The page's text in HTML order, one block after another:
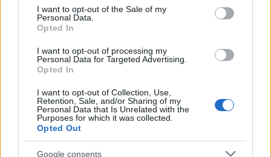
consent section.
I want to opt-out of the Sale of my
Personal Data.
Opted In
I want to opt-out of processing my
Personal Data for Targeted Advertising.
Opted In
I want to opt-out of Collection, Use,
Retention, Sale, and/or Sharing of my
Personal Data that Is Unrelated with the
Purposes for which it was collected.
Opted Out
Google consents
- Advertisement -